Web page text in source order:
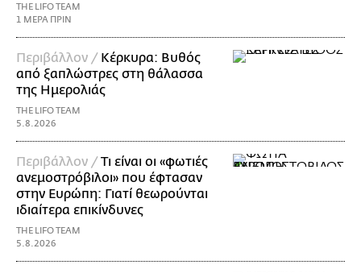
THE LIFO TEAM
1 ΜΕΡΑ ΠΡΙΝ
Περιβάλλον / Κέρκυρα: Βυθός
από ξαπλώστρες στη θάλασσα
της Ημερολιάς
THE LIFO TEAM
5.8.2026
Περιβάλλον /Τι είναι οι «φωτιές
ανεμοστρόβιλοι» που έφτασαν
στην Ευρώπη: Γιατί θεωρούνται
ιδιαίτερα επικίνδυνες
THE LIFO TEAM
5.8.2026